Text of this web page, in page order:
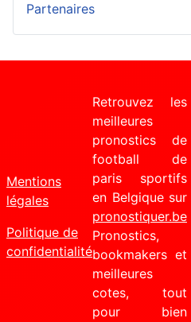
Partenaires
Mentions
légales
Politique de
confidentialité
Retrouvez les
meilleures
pronostics de
football de
paris sportifs
en Belgique sur
pronostiquer.be
Pronostics,
bookmakers et
meilleures
cotes, tout
pour bien